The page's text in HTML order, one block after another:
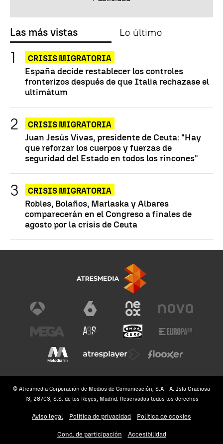
Las más vistas Lo último
CRISIS MIGRATORIA
España decide restablecer los controles
fronterizos después de que Italia rechazase el
ultimátum
CRISIS MIGRATORIA
Juan Jesús Vivas, presidente de Ceuta: "Hay
que reforzar los cuerpos y fuerzas de
seguridad del Estado en todos los rincones"
CRISIS MIGRATORIA
Robles, Bolaños, Marlaska y Albares
comparecerán en el Congreso a finales de
agosto por la crisis de Ceuta
© Atresmedia Corporación de Medios de Comunicación, S.A - A. Isla Graciosa
13, 28703, S.S. de los Reyes, Madrid. Reservados todos los derechos
Aviso legal Política de privacidad Política de cookies
Cond. de participación Accesibilidad